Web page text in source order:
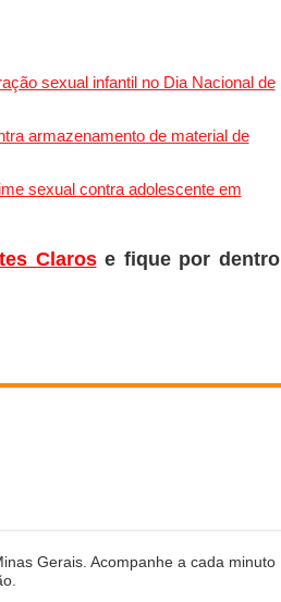
sexual infantil no Dia Nacional de
armazenamento de material de
sexual contra adolescente em
Clarose fique por dentro
Gerais. Acompanhe a cada minuto